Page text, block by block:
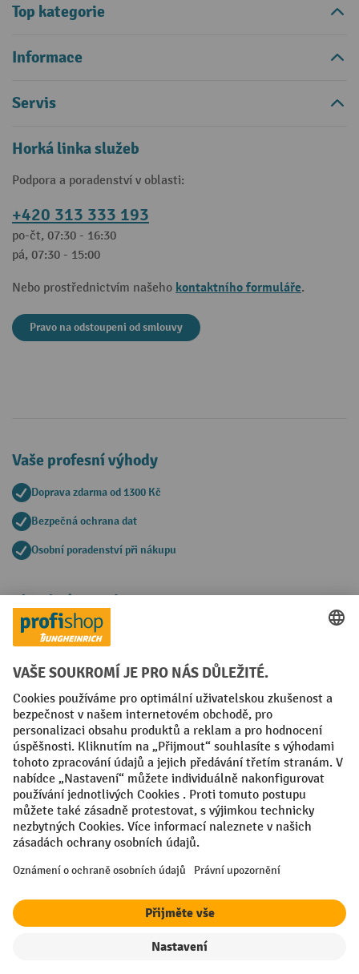
Top kategorie
Informace
Servis
Horká linka služeb
Podpora a poradenství v oblasti:
+420 313 333 193
po-čt, 07:30 - 16:30
pá, 07:30 - 15:00
Nebo prostřednictvím našeho kontaktního formuláře.
Pravo na odstoupeni od smlouvy
Vaše profesní výhody
Doprava zdarma od 1300 Kč
Bezpečná ochrana dat
Osobní poradenství při nákupu
Platební metody
Faktura
Sociální sítě
Facebook
YouTube
LinkedIn
VODP Otisk
Prohlášení o ochraně osobních údajů
Nastavení ochrany osobních údajů
All prices excl. VAT plus shipping costs and possible delivery charges,
if not stated otherwise.